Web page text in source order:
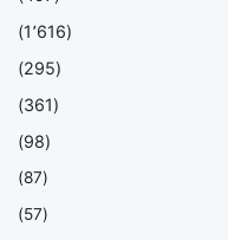
(1٬616)
(295)
(361)
(98)
(87)
(57)